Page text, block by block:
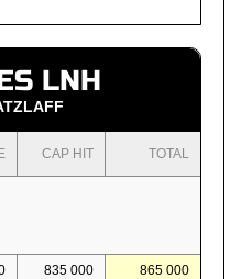
LNH
CAP HIT TOTAL
835 000 865 000